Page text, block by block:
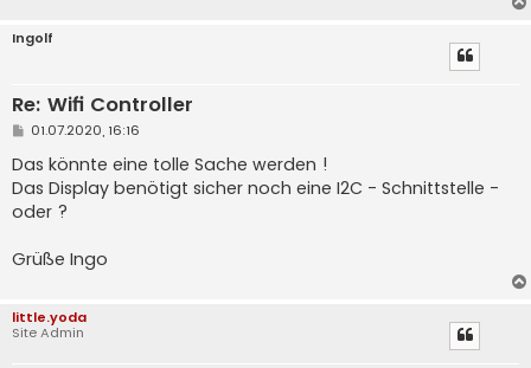
Ingolf
Re: Wifi Controller
B
i
t
r
a
g
01.07.2020, 16:16
Das könnte eine tolle Sache werden !
Das Display benötigt sicher noch eine I2C - Schnittstelle -
oder ?
Grüße Ingo
little.yoda
Site Admin